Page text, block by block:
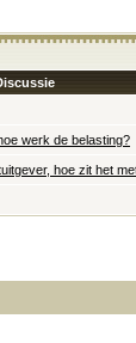
werk de belasting?
hoe zit het